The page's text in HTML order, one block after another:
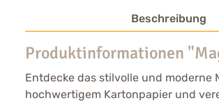
Beschreibung
Produktinformationen
Entdecke das stilvolle und moderne
hochwertigem Kartonpapier und